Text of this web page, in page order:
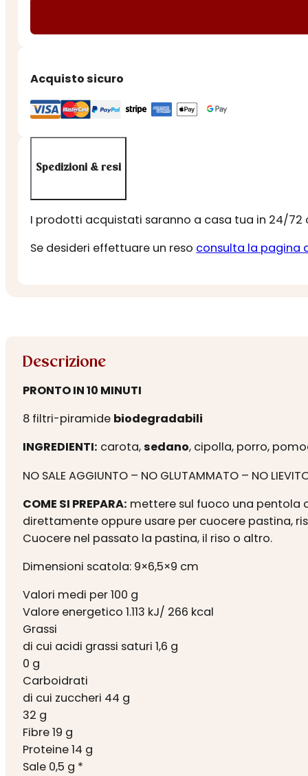
VEGETALE
Acquisto sicuro
Spedizioni & resi
I prodotti acquistati saranno a casa tua in 24/72
Se desideri effettuare un reso consulta la pagina
Descrizione
PRONTO IN 10 MINUTI
8 filtri-piramide biodegradabili
INGREDIENTI: carota,sedano, cipolla, porro,
NO SALE AGGIUNTO – NO GLUTAMMATO – NO
COME SI PREPARA: mettere sul fuoco una pentola
direttamente oppure usare per cuocere pastina,
Cuocere nel passato la pastina, il riso o altro.
Dimensioni scatola: 9×6,5×9 cm
Valori medi per 100 g
Valore energetico 1.113 kJ/ 266 kcal
Grassi
di cui acidi grassi saturi 1,6 g
0 g
Carboidrati
di cui zuccheri 44 g
32 g
Fibre 19 g
Proteine 14 g
Sale 0,5 g *